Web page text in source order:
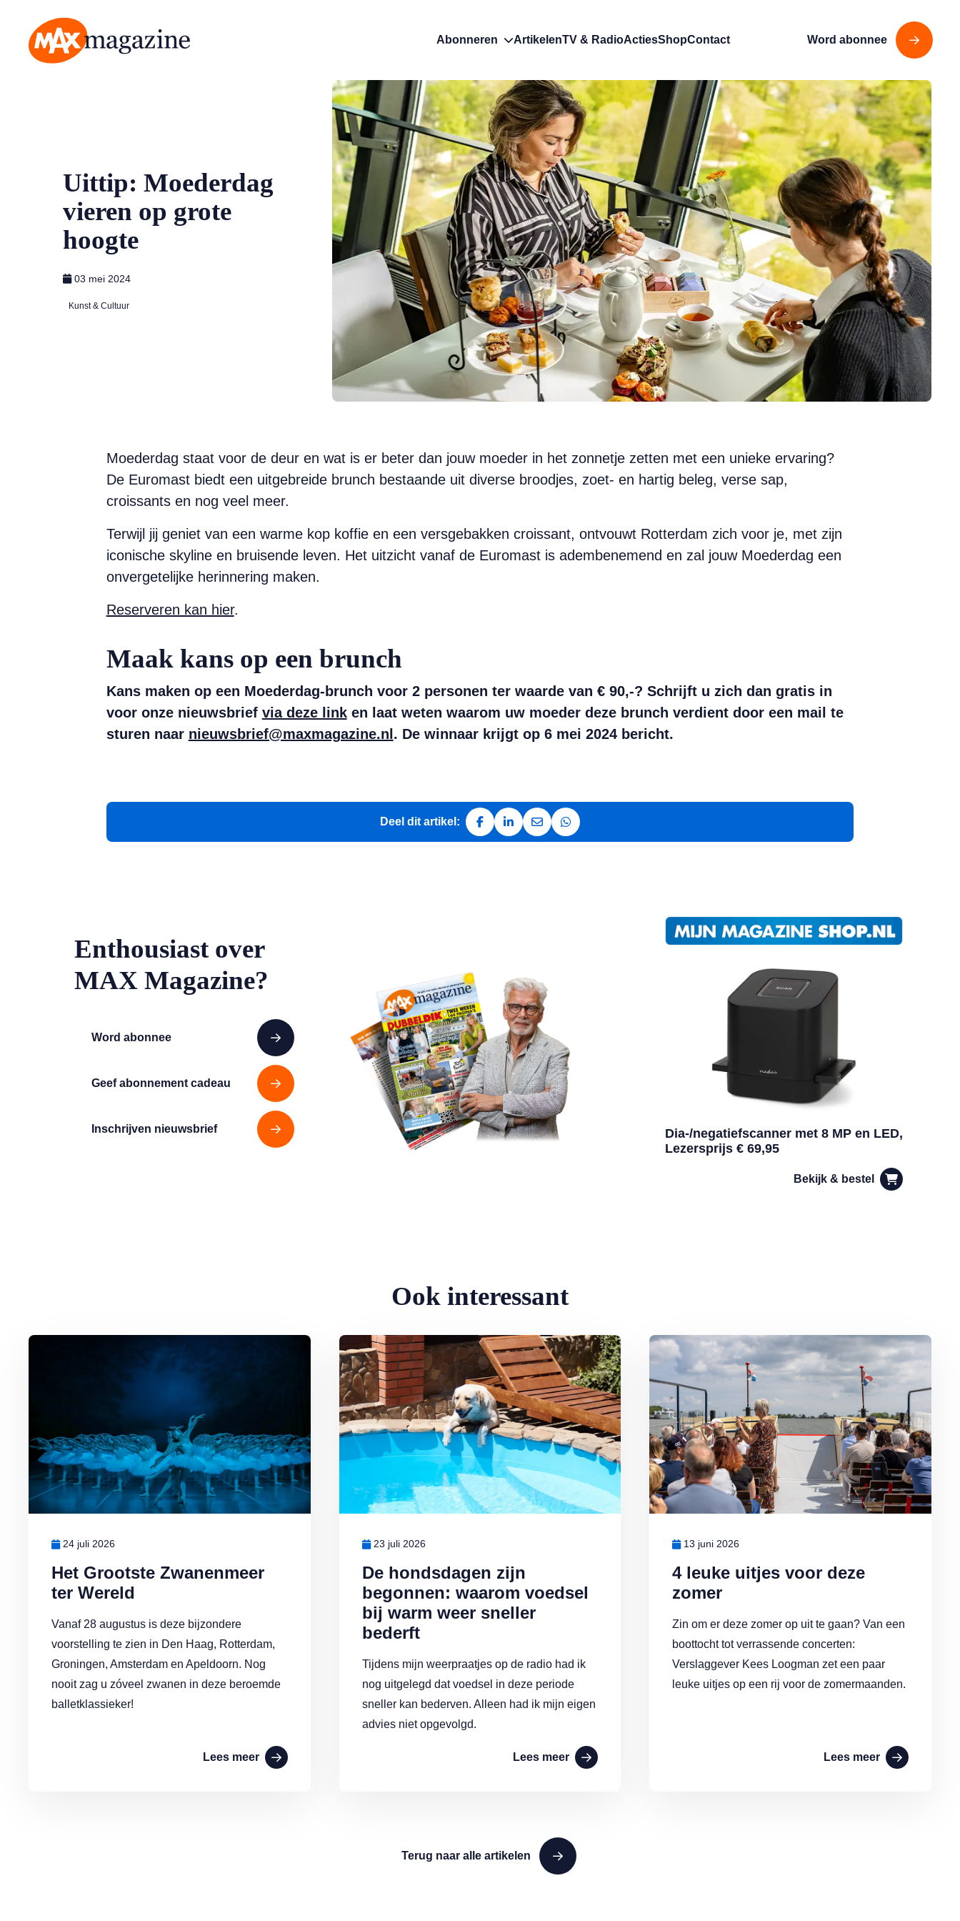
Abonneren ArtikelenTV & RadioActiesShopContact Word abonnee
Uittip: Moederdag
vieren op grote
hoogte
03 mei 2024
Kunst & Cultuur
Moederdag staat voor de deur en wat is er beter dan jouw moeder in het zonnetje zetten met een unieke ervaring?
De Euromast biedt een uitgebreide brunch bestaande uit diverse broodjes, zoet- en hartig beleg, verse sap,
croissants en nog veel meer.
Terwijl jij geniet van een warme kop koffie en een versgebakken croissant, ontvouwt Rotterdam zich voor je, met zijn
iconische skyline en bruisende leven. Het uitzicht vanaf de Euromast is adembenemend en zal jouw Moederdag een
onvergetelijke herinnering maken.
Reserveren kan hier.
Maak kans op een brunch
Kans maken op een Moederdag-brunch voor 2 personen ter waarde van € 90,-? Schrijft u zich dan gratis in
voor onze nieuwsbrief via deze linken laat weten waarom uw moeder deze brunch verdient door een mail te
sturen naar nieuwsbrief@maxmagazine.nl . De winnaar krijgt op 6 mei 2024 bericht.
Deel dit artikel:
Deel op Facebook
Deel op LinkedIn
Deel via e-mail
Deel via WhatsApp
Enthousiast over
MAX Magazine?
Word abonnee
Geef abonnement cadeau
Inschrijven nieuwsbrief
Dia-/negatiefscanner met 8 MP en LED,
Lezersprijs € 69,95
Bekijk & bestel
Ook interessant
Het Grootste Zwanenmeer
ter Wereld
24 juli 2026
Vanaf 28 augustus is deze bijzondere
voorstelling te zien in Den Haag, Rotterdam,
Groningen, Amsterdam en Apeldoorn. Nog
nooit zag u zóveel zwanen in deze beroemde
balletklassieker!
Lees meer
Lees meer over Het Grootste Zwanenmeer ter Wereld
De hondsdagen zijn
begonnen: waarom voedsel
bij warm weer sneller
bederft
23 juli 2026
Tijdens mijn weerpraatjes op de radio had ik
nog uitgelegd dat voedsel in deze periode
sneller kan bederven. Alleen had ik mijn eigen
advies niet opgevolgd.
Lees meer
Lees meer over De hondsdagen zijn begonnen: waarom voedsel bij warm weer sneller bederft
4 leuke uitjes voor deze
zomer
13 juni 2026
Zin om er deze zomer op uit te gaan? Van een
boottocht tot verrassende concerten:
Verslaggever Kees Loogman zet een paar
leuke uitjes op een rij voor de zomermaanden.
Lees meer
Lees meer over 4 leuke uitjes voor deze zomer
Terug naar alle artikelen